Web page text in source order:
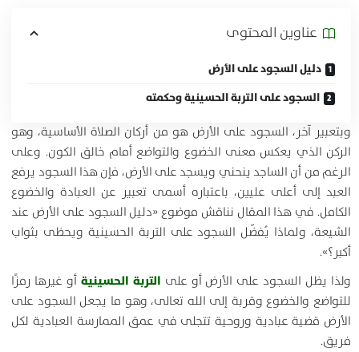
عناوين المحتوی
دليل السجود على الأرض
السجود على التربة الحسينية وحكمته
وبتعبير آخر، السجود على الأرض هو من أركان الصلاة الأساسية، وهو
الركن الذي يعكس معنى الخضوع والتواضع أمام خالق الكون. وعلى
الرغم من أن الساجد ينحني ويسجد على الأرض، فإن هذا السجود يرفع
العبد إلى أعلى عليين، باعتباره أسمى تعبير عن العبادة والخضوع
الكامل. في هذا المقال نناقش موضوع «دليل السجود على الأرض عند
الشيعة، ولماذا يُفضّل السجود على التربة الحسينية ويحظى بثواب
أكبر؟».
ولذا يظل السجود على الأرض أو على التربة الحسينية أو غيرها رمزًا
للتواضع والخضوع وقربة إلى الله تعالى، وهو ما يجعل السجود على
الأرض قضية عبادية وروحية تتجلى في عمق الممارسة العبادية لكل
فريق.